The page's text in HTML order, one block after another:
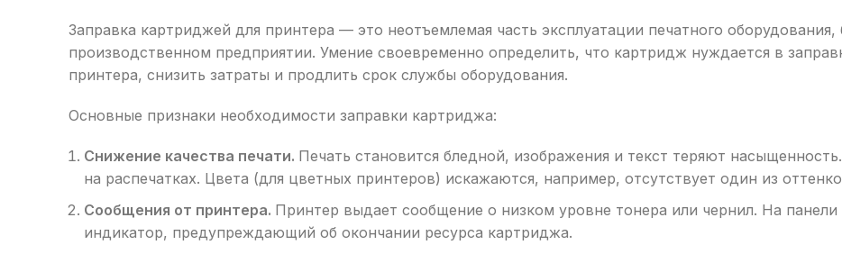
Заправка картриджей для принтера — это неотъемлемая часть эксплуатации печатного
производственном предприятии. Умение своевременно определить, что картридж нуждается в
принтера, снизить затраты и продлить срок службы оборудования.
Основные признаки необходимости заправки картриджа:
Снижение качества печати. Печать становится бледной, изображения и текст теряют
на распечатках. Цвета (для цветных принтеров) искажаются, например, отсутствует один из
Сообщения от принтера. Принтер выдает сообщение о низком уровне тонера или чернил. На панели
индикатор, предупреждающий об окончании ресурса картриджа.